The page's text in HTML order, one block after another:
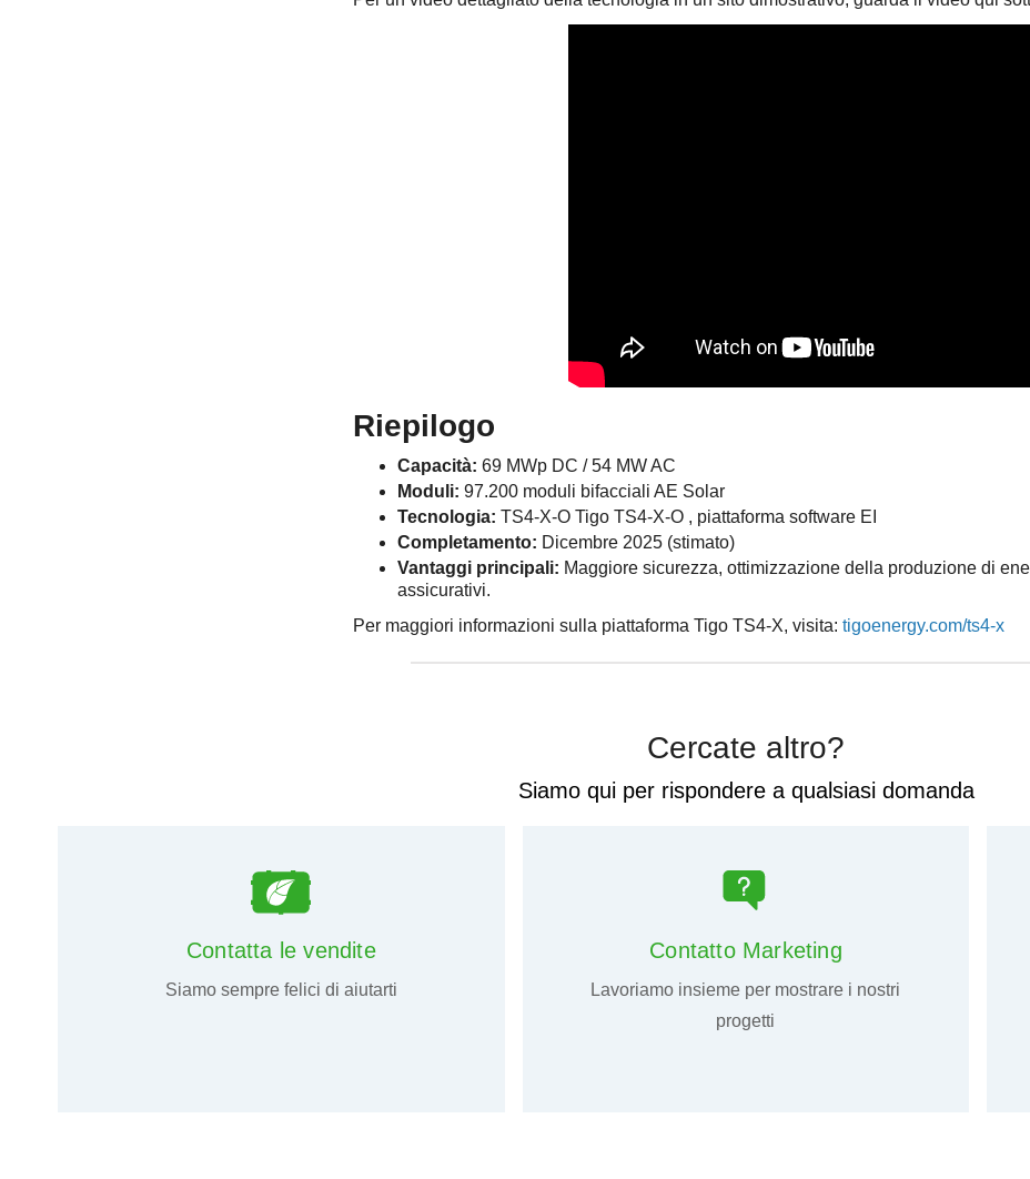
Riepilogo
Capacità: 69 MWp DC / 54 MW AC
Moduli: 97.200 moduli bifacciali AE Solar
Tecnologia: TS4-X-O Tigo TS4-X-O , piattaforma software EI
Completamento: Dicembre 2025 (stimato)
Vantaggi principali: Maggiore sicurezza, ottimizzazione della produzione di
assicurativi.
Per maggiori informazioni sulla piattaforma Tigo TS4-X, visita: tigoenergy.com/ts4-x
Cercate altro?
Siamo qui per rispondere a qualsiasi domanda
Contatta le vendite
Siamo sempre felici di aiutarti
Contatto Marketing
Lavoriamo insieme per mostrare i nostri
progetti